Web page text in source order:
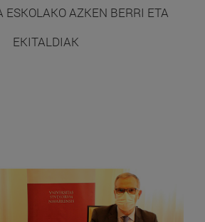
ESKOLAKO AZKEN BERRI ETA
EKITALDIAK